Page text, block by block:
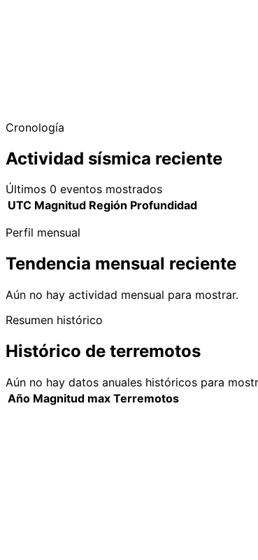
Cronología
Actividad sísmica reciente
Últimos 0 eventos mostrados
UTC Magnitud Región Profundidad
Perfil mensual
Tendencia mensual reciente
Aún no hay actividad mensual para mostrar.
Resumen histórico
Histórico de terremotos
Aún no hay datos anuales históricos para
Año Magnitud max Terremotos